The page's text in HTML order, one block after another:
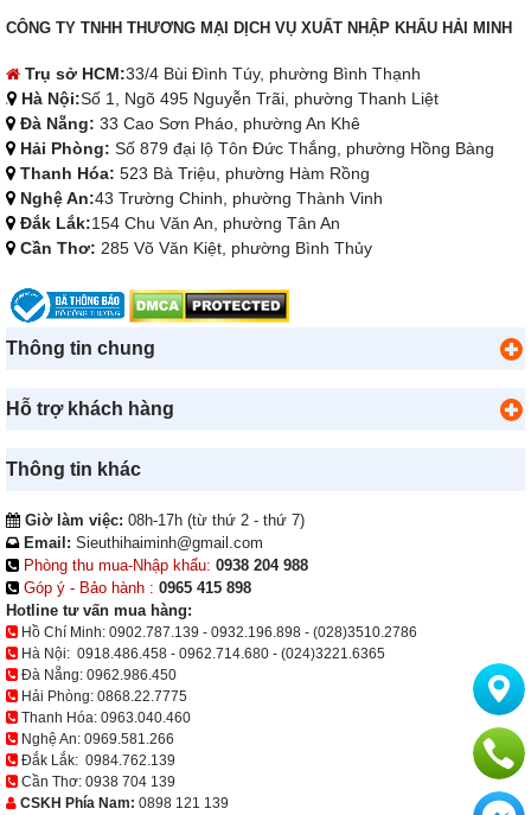
CÔNG TY TNHH THƯƠNG MẠI DỊCH VỤ XUẤT NHẬP KHẨU HẢI MINH
Trụ sở HCM:33/4 Bùi Đình Túy, phường Bình Thạnh
Hà Nội:Số 1, Ngõ 495 Nguyễn Trãi, phường Thanh Liệt
Đà Nẵng: 33 Cao Sơn Pháo, phường An Khê
Hải Phòng: Số 879 đại lộ Tôn Đức Thắng, phường Hồng Bàng
Thanh Hóa: 523 Bà Triệu, phường Hàm Rồng
Nghệ An:43 Trường Chinh, phường Thành Vinh
Đắk Lắk:154 Chu Văn An, phường Tân An
Cần Thơ: 285 Võ Văn Kiệt, phường Bình Thủy
Thông tin chung
Hỗ trợ khách hàng
Thông tin khác
Giờ làm việc: 08h-17h (từ thứ 2 - thứ 7)
Email: Sieuthihaiminh@gmail.com
Phòng thu mua-Nhập khẩu: 0938 204 988
Góp ý - Bảo hành : 0965 415 898
Hotline tư vấn mua hàng:
Hồ Chí Minh: 0902.787.139 - 0932.196.898 - (028)3510.2786
Hà Nội: 0918.486.458 - 0962.714.680 - (024)3221.6365
Đà Nẵng: 0962.986.450
Hải Phòng: 0868.22.7775
Thanh Hóa: 0963.040.460
Nghệ An: 0969.581.266
Đắk Lắk: 0984.762.139
Cần Thơ: 0938 704 139
CSKH Phía Nam: 0898 121 139